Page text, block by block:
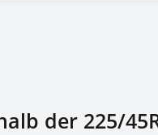
der 225/